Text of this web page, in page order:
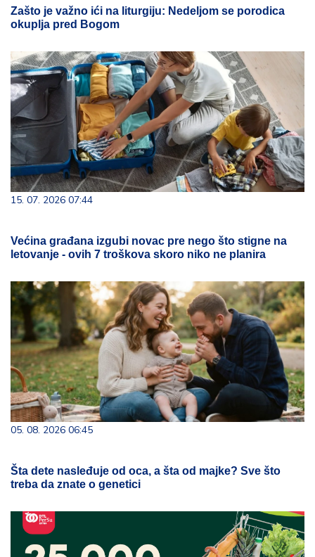
Zašto je važno ići na liturgiju: Nedeljom se porodica
okuplja pred Bogom
15. 07. 2026 07:44
Većina građana izgubi novac pre nego što stigne na
letovanje - ovih 7 troškova skoro niko ne planira
05. 08. 2026 06:45
Šta dete nasleđuje od oca, a šta od majke? Sve što
treba da znate o genetici